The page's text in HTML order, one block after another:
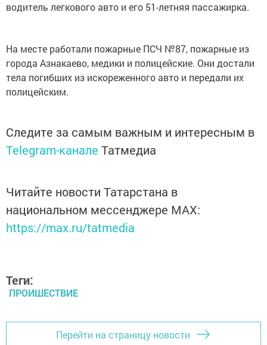
водитель легкового авто и его 51-летняя пассажирка.
На месте работали пожарные ПСЧ №87, пожарные из
города Азнакаево, медики и полицейские. Они достали
тела погибших из искореженного авто и передали их
полицейским.
Следите за самым важным и интересным в
Telegram-канале Татмедиа
Читайте новости Татарстана в
национальном мессенджере MАХ:
https://max.ru/tatmedia
Теги:
ПРОИШЕСТВИЕ
Перейти на страницу новости